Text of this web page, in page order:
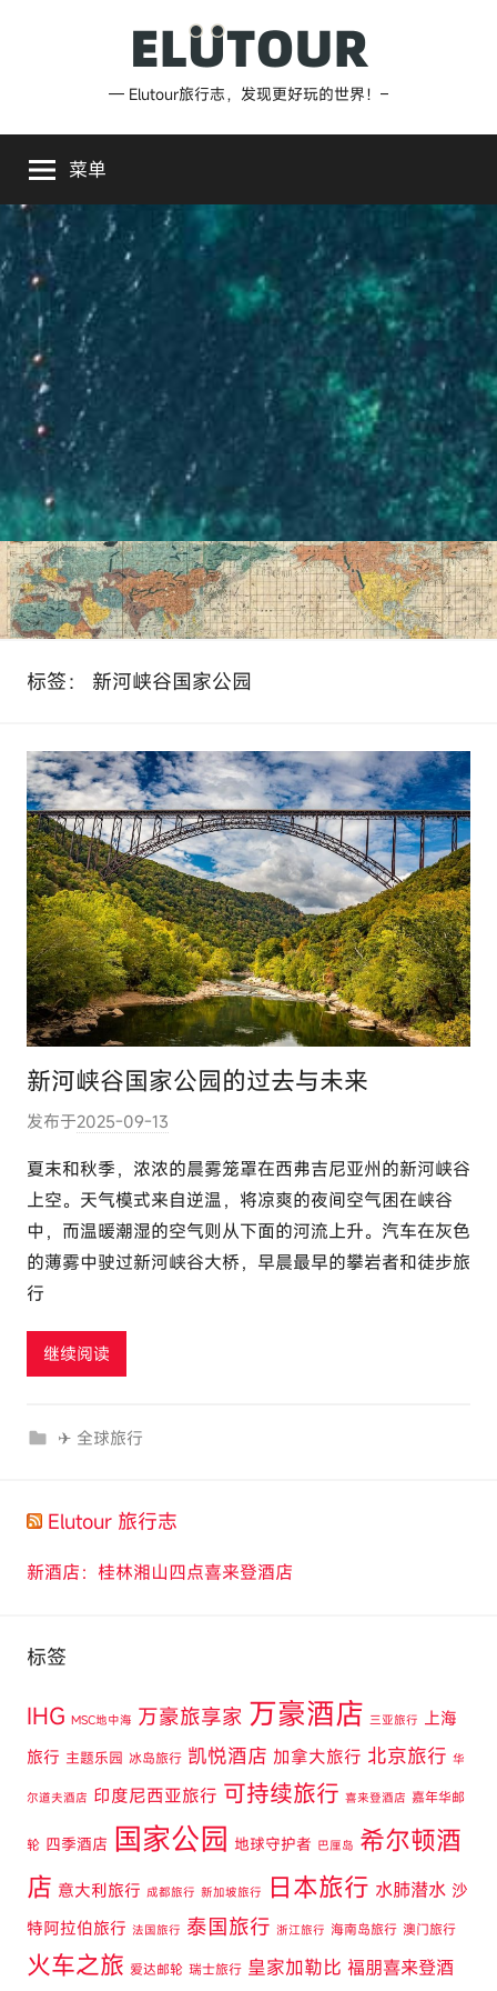
Elutour
旅
行
志
— Elutour旅行志，发现更好玩的世界！–
菜单
标签： 新河峡谷国家公园
新河峡谷国家公园的过去与未来
发布于2025-09-13
:
e
l
u
夏末和秋季，浓浓的晨雾笼罩在西弗吉尼亚州的新河峡谷
上空。天气模式来自逆温，将凉爽的夜间空气困在峡谷
中，而温暖潮湿的空气则从下面的河流上升。汽车在灰色
的薄雾中驶过新河峡谷大桥，早晨最早的攀岩者和徒步旅
行
继续阅读
✈ 全球旅行
Elutour 旅行志
新酒店：桂林湘山四点喜来登酒店
标签
IHG MSC地中海 万豪旅享家 万豪酒店 三亚旅行
上海
旅行 主题乐园 冰岛旅行 凯悦酒店 加拿大旅行 北京旅行 华
尔道夫酒店 印度尼西亚旅行 可持续旅行 喜来登酒店 嘉年华邮
轮 四季酒店 国家公园 地球守护者 巴厘岛 希尔顿酒
店 意大利旅行 成都旅行 新加坡旅行 日本旅行 水肺潜水 沙
特阿拉伯旅行 法国旅行 泰国旅行 浙江旅行 海南岛旅行 澳门旅行
火车之旅 爱达邮轮 瑞士旅行 皇家加勒比 福朋喜来登酒